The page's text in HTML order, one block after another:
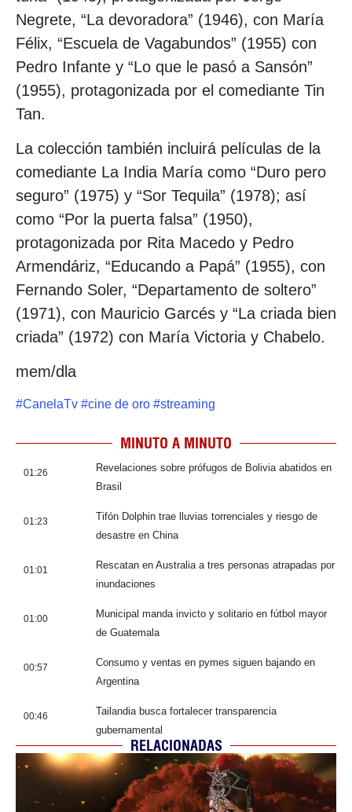
Negrete, “La devoradora” (1946), con María
Félix, “Escuela de Vagabundos” (1955) con
Pedro Infante y “Lo que le pasó a Sansón”
(1955), protagonizada por el comediante Tin
Tan.
La colección también incluirá películas de la
comediante La India María como “Duro pero
seguro” (1975) y “Sor Tequila” (1978); así
como “Por la puerta falsa” (1950),
protagonizada por Rita Macedo y Pedro
Armendáriz, “Educando a Papá” (1955), con
Fernando Soler, “Departamento de soltero”
(1971), con Mauricio Garcés y “La criada bien
criada” (1972) con María Victoria y Chabelo.
mem/dla
#CanelaTv #cine de oro #streaming
MINUTO A MINUTO
01:26
Revelaciones sobre prófugos de Bolivia abatidos en
Brasil
01:23
Tifón Dolphin trae lluvias torrenciales y riesgo de
desastre en China
01:01
Rescatan en Australia a tres personas atrapadas por
inundaciones
01:00
Municipal manda invicto y solitario en fútbol mayor
de Guatemala
00:57
Consumo y ventas en pymes siguen bajando en
Argentina
00:46
Tailandia busca fortalecer transparencia
gubernamental
RELACIONADAS